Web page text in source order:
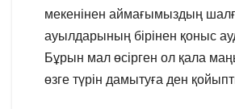
мекенінен аймағымыздың
ауылдарының бірінен қоныс
Бұрын мал өсірген ол қала
өзге түрін дамытуға ден